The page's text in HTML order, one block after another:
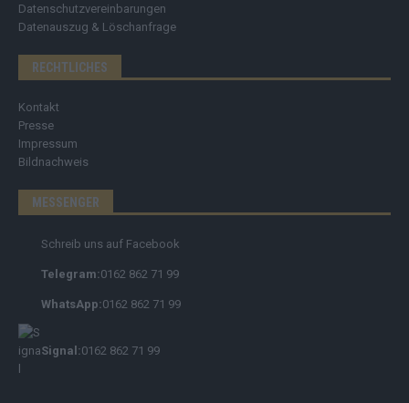
Datenschutzvereinbarungen
Datenauszug & Löschanfrage
RECHTLICHES
Kontakt
Presse
Impressum
Bildnachweis
MESSENGER
Schreib uns auf Facebook
Telegram:0162 862 71 99
WhatsApp:0162 862 71 99
Signal:0162 862 71 99